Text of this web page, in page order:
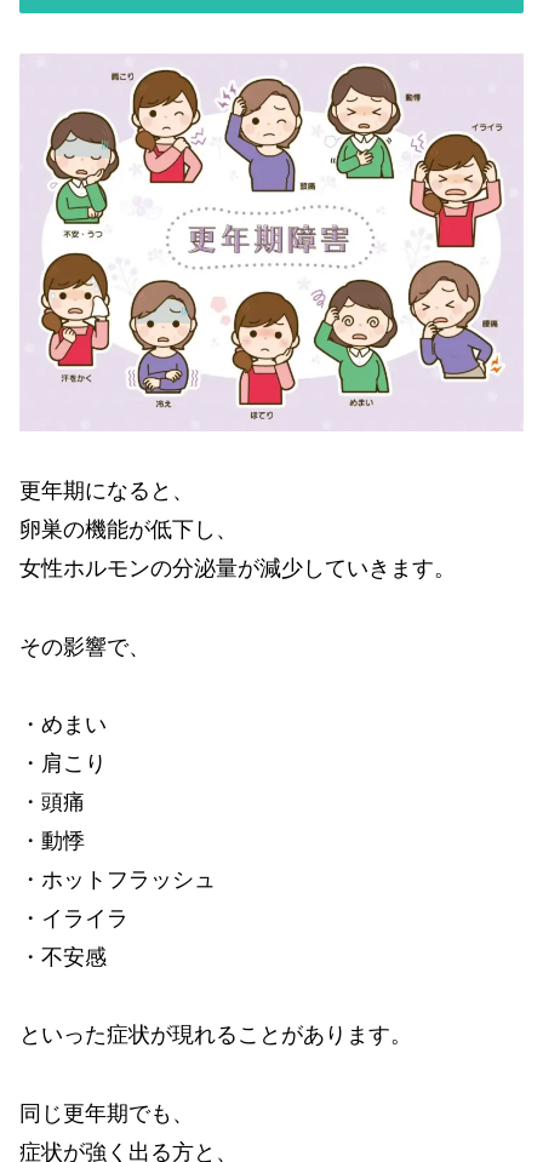
更年期になると、
卵巣の機能が低下し、
女性ホルモンの分泌量が減少していきます。
その影響で、
・めまい
・肩こり
・頭痛
・動悸
・ホットフラッシュ
・イライラ
・不安感
といった症状が現れることがあります。
同じ更年期でも、
症状が強く出る方と、